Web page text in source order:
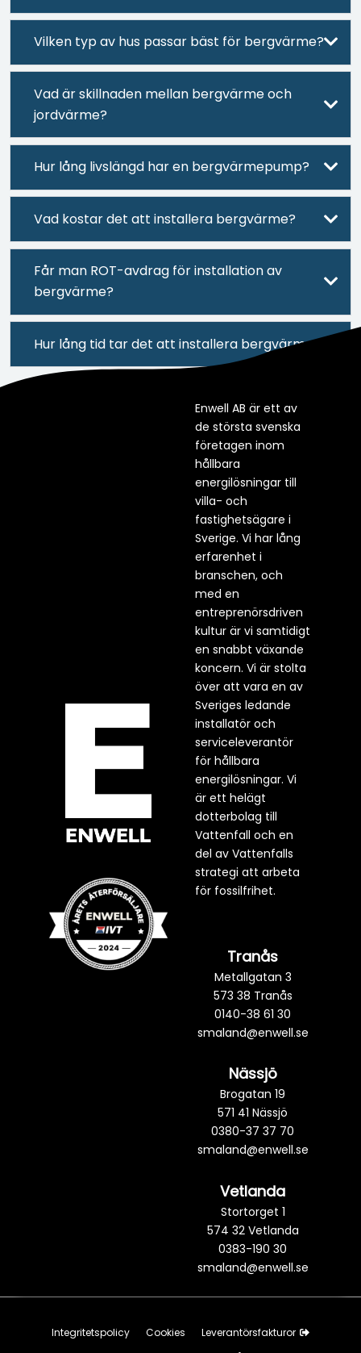
Vilken typ av hus passar bäst för bergvärme?
Vad är skillnaden mellan bergvärme och
jordvärme?
Hur lång livslängd har en bergvärmepump?
Vad kostar det att installera bergvärme?
Får man ROT-avdrag för installation av
bergvärme?
Hur lång tid tar det att installera bergvärme?
Enwell AB är ett av
de största svenska
företagen inom
hållbara
energilösningar till
villa- och
fastighetsägare i
Sverige. Vi har lång
erfarenhet i
branschen, och
med en
entreprenörsdriven
kultur är vi samtidigt
en snabbt växande
koncern. Vi är stolta
över att vara en av
Sveriges ledande
installatör och
serviceleverantör
för hållbara
energilösningar. Vi
är ett helägt
dotterbolag till
Vattenfall och en
del av Vattenfalls
strategi att arbeta
för fossilfrihet.
Tranås
Metallgatan 3
573 38 Tranås
0140-38 61 30
smaland@enwell.se
Nässjö
Brogatan 19
571 41 Nässjö
0380-37 37 70
smaland@enwell.se
Vetlanda
Stortorget 1
574 32 Vetlanda
0383-190 30
smaland@enwell.se
Integritetspolicy Cookies
Leverantörsfakturor